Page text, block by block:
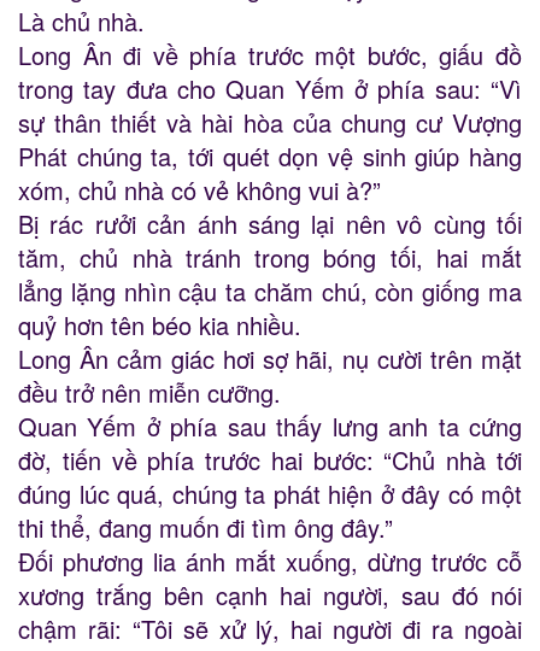
Là chủ nhà.
Long Ân đi về phía trước một bước, giấu đồ
trong tay đưa cho Quan Yếm ở phía sau: “Vì
sự thân thiết và hài hòa của chung cư Vượng
Phát chúng ta, tới quét dọn vệ sinh giúp hàng
xóm, chủ nhà có vẻ không vui à?”
Bị rác rưởi cản ánh sáng lại nên vô cùng tối
tăm, chủ nhà tránh trong bóng tối, hai mắt
lẳng lặng nhìn cậu ta chăm chú, còn giống ma
quỷ hơn tên béo kia nhiều.
Long Ân cảm giác hơi sợ hãi, nụ cười trên mặt
đều trở nên miễn cưỡng.
Quan Yếm ở phía sau thấy lưng anh ta cứng
đờ, tiến về phía trước hai bước: “Chủ nhà tới
đúng lúc quá, chúng ta phát hiện ở đây có một
thi thể, đang muốn đi tìm ông đây.”
Đối phương lia ánh mắt xuống, dừng trước cỗ
xương trắng bên cạnh hai người, sau đó nói
chậm rãi: “Tôi sẽ xử lý, hai người đi ra ngoài